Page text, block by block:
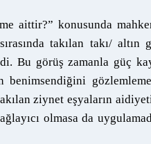
aittir?” konusunda
takılan takı/
Bu görüş zamanla güç
benimsendiğini
ziynet eşyaların
olmasa da